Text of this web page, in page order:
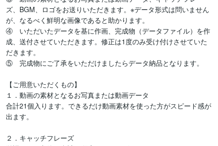
ズ、BGM、ロゴをお送りいただきます。※データ形式は問いません
が、なるべく鮮明な画像であると助かります。
④　いただいたデータを基に作画、完成物（データファイル）を作
成、送付させていただきます。修正は1度のみ受け付けさせていた
だきます。
⑤　完成物にご了承をいただけましたらデータ納品となります。
【ご用意いただくもの】
１．動画の素材となるお写真または動画データ
合計21個入ります。できるだけ動画素材を使った方がスピード感が
出ます。
２．キャッチフレーズ